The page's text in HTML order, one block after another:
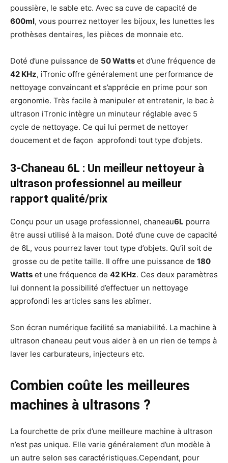
poussière, le sable etc. Avec sa cuve de capacité de
600ml, vous pourrez nettoyer les bijoux, les lunettes les
prothèses dentaires, les pièces de monnaie etc.
Doté d’une puissance de 50 Watts et d’une fréquence de
42 KHz, iTronic offre généralement une performance de
nettoyage convaincant et s’apprécie en prime pour son
ergonomie. Très facile à manipuler et entretenir, le bac à
ultrason iTronic intègre un minuteur réglable avec 5
cycle de nettoyage. Ce qui lui permet de nettoyer
doucement et de façon approfondi tout type d’objets.
3-Chaneau 6L : Un meilleur nettoyeur à
ultrason professionnel au meilleur
rapport qualité/prix
Conçu pour un usage professionnel, chaneau6L pourra
être aussi utilisé à la maison. Doté d’une cuve de capacité
de 6L, vous pourrez laver tout type d’objets. Qu’il soit de
grosse ou de petite taille. Il offre une puissance de 180
Watts et une fréquence de 42 KHz. Ces deux paramètres
lui donnent la possibilité d’effectuer un nettoyage
approfondi les articles sans les abîmer.
Son écran numérique facilité sa maniabilité. La machine à
ultrason chaneau peut vous aider à en un rien de temps à
laver les carburateurs, injecteurs etc.
Combien coûte les meilleures
machines à ultrasons ?
La fourchette de prix d’une meilleure machine à ultrason
n’est pas unique. Elle varie généralement d’un modèle à
un autre selon ses caractéristiques.Cependant, pour